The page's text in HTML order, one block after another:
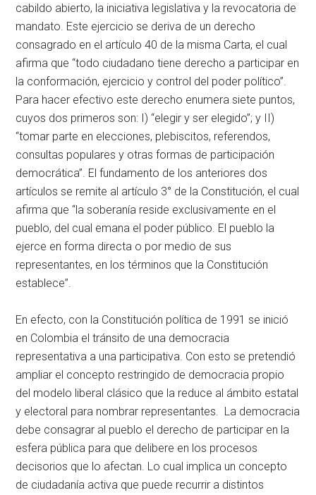
cabildo abierto, la iniciativa legislativa y la revocatoria de
mandato. Este ejercicio se deriva de un derecho
consagrado en el artículo 40 de la misma Carta, el cual
afirma que “todo ciudadano tiene derecho a participar en
la conformación, ejercicio y control del poder político”.
Para hacer efectivo este derecho enumera siete puntos,
cuyos dos primeros son: I) “elegir y ser elegido”; y II)
“tomar parte en elecciones, plebiscitos, referendos,
consultas populares y otras formas de participación
democrática”. El fundamento de los anteriores dos
artículos se remite al artículo 3° de la Constitución, el cual
afirma que “la soberanía reside exclusivamente en el
pueblo, del cual emana el poder público. El pueblo la
ejerce en forma directa o por medio de sus
representantes, en los términos que la Constitución
establece”.
En efecto, con la Constitución política de 1991 se inició
en Colombia el tránsito de una democracia
representativa a una participativa. Con esto se pretendió
ampliar el concepto restringido de democracia propio
del modelo liberal clásico que la reduce al ámbito estatal
y electoral para nombrar representantes. La democracia
debe consagrar al pueblo el derecho de participar en la
esfera pública para que delibere en los procesos
decisorios que lo afectan. Lo cual implica un concepto
de ciudadanía activa que puede recurrir a distintos